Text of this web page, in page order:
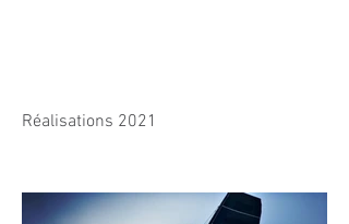
Réalisations 2021